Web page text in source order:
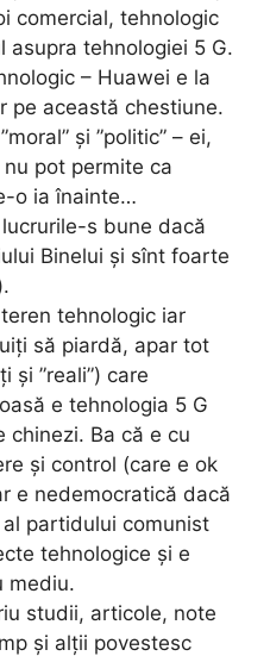
comercial, tehnologic
asupra tehnologiei 5 G.
– Huawei e la
pe această chestiune.
și ”politic” – ei,
nu pot permite ca
o ia înainte…
s bune dacă
Binelui și sînt foarte
tehnologic iar
să piardă, apar tot
și ”reali”) care
e tehnologia 5 G
chinezi. Ba că e cu
și control (care e ok
e nedemocratică dacă
partidului comunist
tehnologice și e
mediu.
studii, articole, note
și alții povestesc